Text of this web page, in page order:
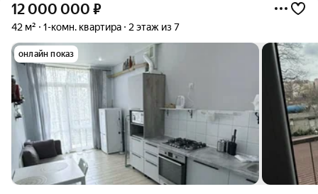
12 000 000 ₽
42 м² 1-комн. квартира 2 этаж из 7
онлайн показ